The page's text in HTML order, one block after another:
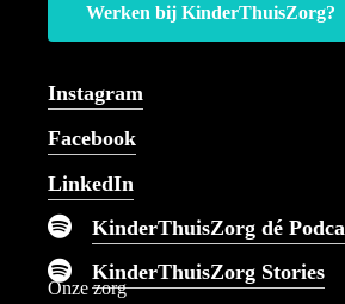
Bij ons kun je
alle denkbare
Werken bij KinderThuisZorg?
Instagram
Facebook
LinkedIn
KinderThuisZorg dé
KinderThuisZorg Stories
Onze zorg